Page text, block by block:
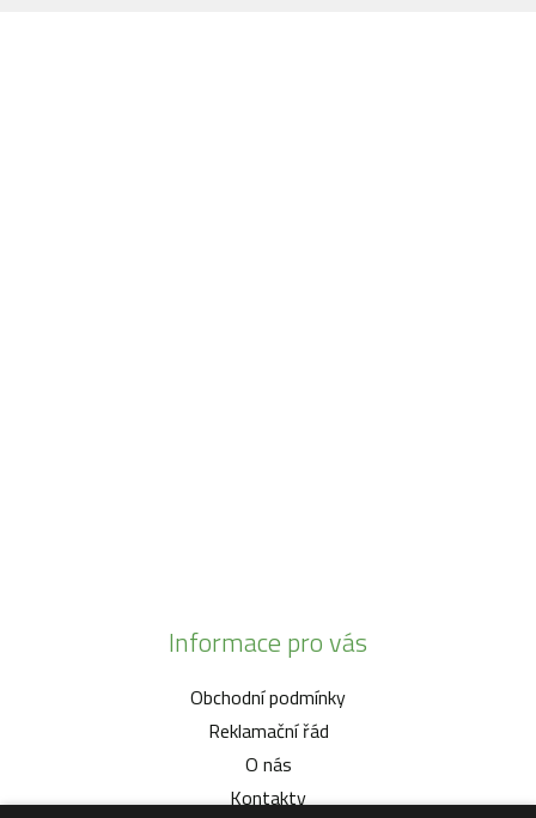
Informace pro vás
Obchodní podmínky
Reklamační řád
O nás
Kontakty